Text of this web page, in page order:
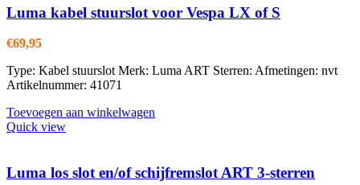
Luma kabel stuurslot voor Vespa LX of S
€69,95
Type: Kabel stuurslot Merk: Luma ART Sterren: Afmetingen: nvt
Artikelnummer: 41071
Toevoegen aan winkelwagen
Quick view
Luma los slot en/of schijfremslot ART 3-sterren